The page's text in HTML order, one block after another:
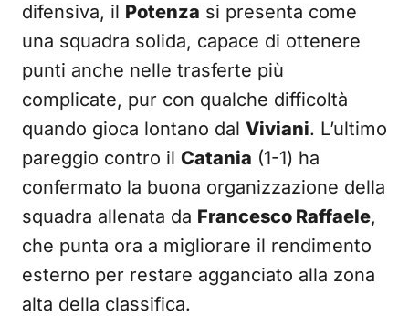
difensiva, il Potenza si presenta come
una squadra solida, capace di ottenere
punti anche nelle trasferte più
complicate, pur con qualche difficoltà
quando gioca lontano dal Viviani. L’ultimo
pareggio contro il Catania (1-1) ha
confermato la buona organizzazione della
squadra allenata da Francesco Raffaele,
che punta ora a migliorare il rendimento
esterno per restare agganciato alla zona
alta della classifica.